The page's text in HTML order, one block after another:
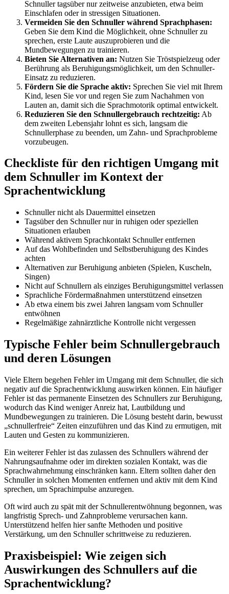
Schnuller tagsüber nur zeitweise anzubieten, etwa beim
Einschlafen oder in stressigen Situationen.
Vermeiden Sie den Schnuller während Sprachphasen:
Geben Sie dem Kind die Möglichkeit, ohne Schnuller zu
sprechen, erste Laute auszuprobieren und die
Mundbewegungen zu trainieren.
Bieten Sie Alternativen an: Nutzen Sie Tröstspielzeug oder
Berührung als Beruhigungsmöglichkeit, um den Schnuller-
Einsatz zu reduzieren.
Fördern Sie die Sprache aktiv: Sprechen Sie viel mit Ihrem
Kind, lesen Sie vor und regen Sie zum Nachahmen von
Lauten an, damit sich die Sprachmotorik optimal entwickelt.
Reduzieren Sie den Schnullergebrauch rechtzeitig: Ab
dem zweiten Lebensjahr lohnt es sich, langsam die
Schnullerphase zu beenden, um Zahn- und Sprachprobleme
vorzubeugen.
Checkliste für den richtigen Umgang mit
dem Schnuller im Kontext der
Sprachentwicklung
Schnuller nicht als Dauermittel einsetzen
Tagsüber den Schnuller nur in ruhigen oder speziellen
Situationen erlauben
Während aktivem Sprachkontakt Schnuller entfernen
Auf das Wohlbefinden und Selbstberuhigung des Kindes
achten
Alternativen zur Beruhigung anbieten (Spielen, Kuscheln,
Singen)
Nicht auf Schnullern als einziges Beruhigungsmittel verlassen
Sprachliche Fördermaßnahmen unterstützend einsetzen
Ab etwa einem bis zwei Jahren langsam vom Schnuller
entwöhnen
Regelmäßige zahnärztliche Kontrolle nicht vergessen
Typische Fehler beim Schnullergebrauch
und deren Lösungen
Viele Eltern begehen Fehler im Umgang mit dem Schnuller, die sich
negativ auf die Sprachentwicklung auswirken können. Ein häufiger
Fehler ist das permanente Einsetzen des Schnullers zur Beruhigung,
wodurch das Kind weniger Anreiz hat, Lautbildung und
Mundbewegungen zu trainieren. Die Lösung besteht darin, bewusst
„schnullerfreie“ Zeiten einzuführen und das Kind zu ermutigen, mit
Lauten und Gesten zu kommunizieren.
Ein weiterer Fehler ist das zulassen des Schnullers während der
Nahrungsaufnahme oder im direkten sozialen Kontakt, was die
Sprachwahrnehmung einschränken kann. Eltern sollten daher den
Schnuller in solchen Momenten entfernen und aktiv mit dem Kind
sprechen, um Sprachimpulse anzuregen.
Oft wird auch zu spät mit der Schnullerentwöhnung begonnen, was
langfristig Sprech- und Zahnprobleme verursachen kann.
Unterstützend helfen hier sanfte Methoden und positive
Verstärkung, um den Schnuller schrittweise zu reduzieren.
Praxisbeispiel: Wie zeigen sich
Auswirkungen des Schnullers auf die
Sprachentwicklung?